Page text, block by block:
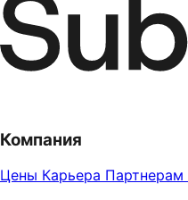
Компания
Цены Карьера Партнерам